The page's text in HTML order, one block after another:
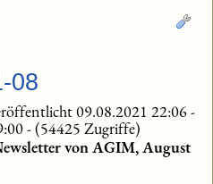
08
09.08.2021 22:06-
-(54425 Zugriffe)
von AGIM, August